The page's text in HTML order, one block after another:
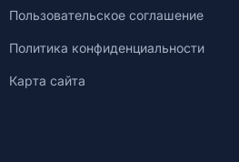
Пользовательское соглашение
Политика конфиденциальности
Карта сайта